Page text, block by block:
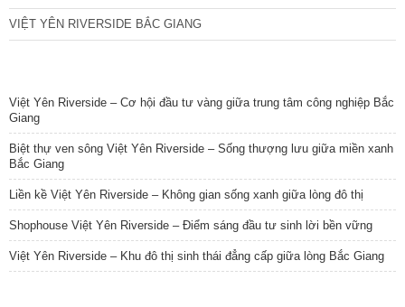
VIỆT YÊN RIVERSIDE BẮC GIANG
Việt Yên Riverside – Cơ hội đầu tư vàng giữa trung tâm công nghiệp Bắc
Giang
Biệt thự ven sông Việt Yên Riverside – Sống thượng lưu giữa miền xanh
Bắc Giang
Liền kề Việt Yên Riverside – Không gian sống xanh giữa lòng đô thị
Shophouse Việt Yên Riverside – Điểm sáng đầu tư sinh lời bền vững
Việt Yên Riverside – Khu đô thị sinh thái đẳng cấp giữa lòng Bắc Giang